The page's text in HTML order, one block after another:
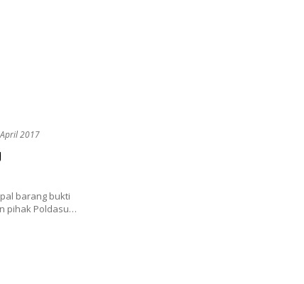
2017
barang bukti
pihak Poldasu…